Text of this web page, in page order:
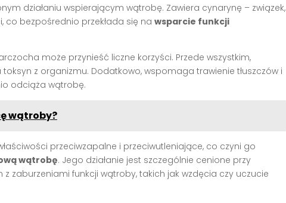
działaniu wspierającym wątrobę. Zawiera cynarynę – związek,
co bezpośrednio przekłada się na wsparcie funkcji
może przynieść liczne korzyści. Przede wszystkim,
z organizmu. Dodatkowo, wspomaga trawienie tłuszczów i
odciąża wątrobę.
wątroby?
przeciwzapalne i przeciwutleniające, co czyni go
wątrobę. Jego działanie jest szczególnie cenione przy
zaburzeniami funkcji wątroby, takich jak wzdęcia czy uczucie